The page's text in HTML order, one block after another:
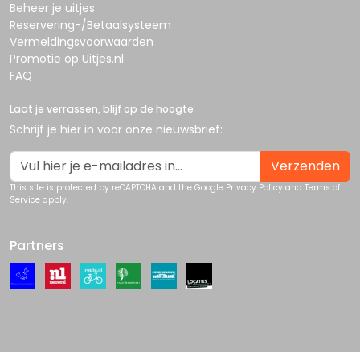
Beheer je uitjes
Reservering-/Betaalsysteem
Vermeldingsvoorwaarden
Promotie op Uitjes.nl
FAQ
Laat je verrassen, blijf op de hoogte
Schrijf je hier in voor onze nieuwsbrief:
Verzenden
This site is protected by reCAPTCHA and the Google Privacy Policy and Terms of
Service apply.
Partners